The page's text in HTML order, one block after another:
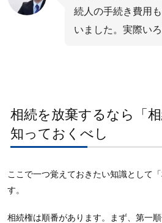
続人の手続き費用
いました。実際いろ
相続を放棄するなら「
知っておくべし
ここで一つ覚えておきたい知識として
す。
相続権は順番があります。まず、第一